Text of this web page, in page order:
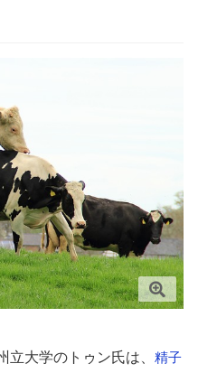
大学のトゥン氏は、 精子